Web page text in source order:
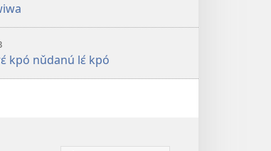
kpó nǔdanú lɛ́ kpó